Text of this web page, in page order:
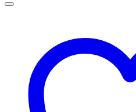
Optionen
können
Produktseite